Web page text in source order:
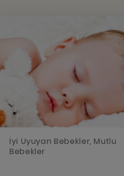
İyi Uyuyan Bebekler, Mutlu
Bebekler